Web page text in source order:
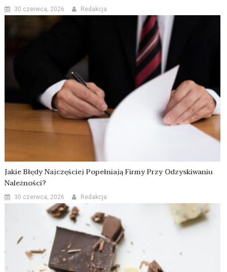
30 czerwca, 2026 Redakcja
Jakie Błędy Najczęściej Popełniają Firmy Przy Odzyskiwaniu
Należności?
30 czerwca, 2026 Redakcja